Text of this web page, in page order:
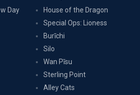
Day
House of the Dragon
Special Ops: Lioness
Burīchi
Silo
Wan Pīsu
Sterling Point
Alley Cats